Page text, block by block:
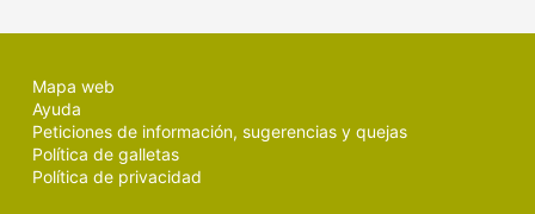
Mapa web
Ayuda
Peticiones de información, sugerencias y quejas
Política de galletas
Política de privacidad